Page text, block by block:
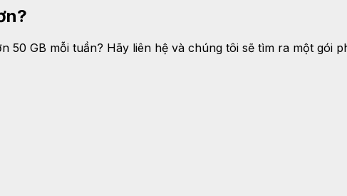
50 GB mỗi tuần? Hãy liên hệ và chúng tôi sẽ tìm ra một gói